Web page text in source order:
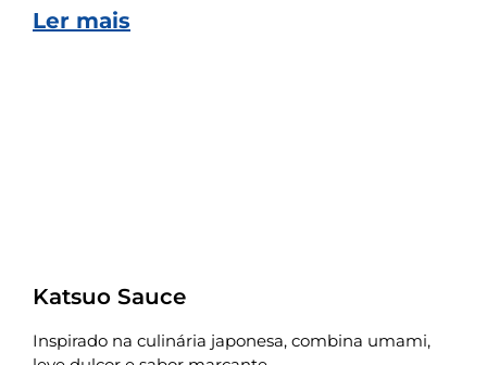
Ler mais
Katsuo Sauce
Inspirado na culinária japonesa, combina umami,